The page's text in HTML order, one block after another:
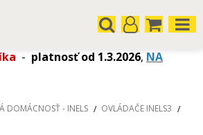
- platnosť od 1.3.2026, NA
DOMÁCNOSŤ - INELS
OVLÁDAČE INELS3